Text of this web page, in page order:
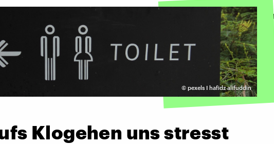
© pexels I hafidz alifuddin
Klogehen uns stresst